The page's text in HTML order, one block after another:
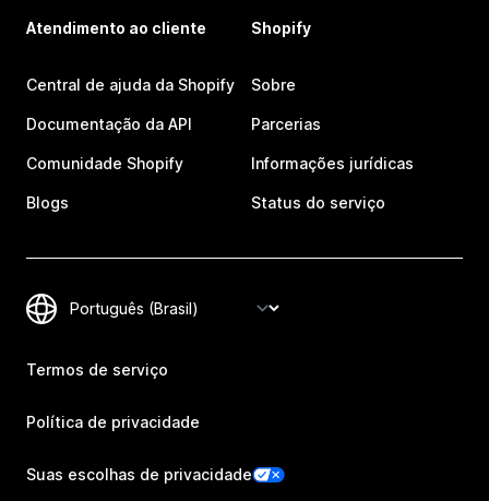
Atendimento ao cliente
Central de ajuda da Shopify
Documentação da API
Comunidade Shopify
Blogs
Shopify
Sobre
Parcerias
Informações jurídicas
Status do serviço
Termos de serviço
Política de privacidade
Suas escolhas de privacidade